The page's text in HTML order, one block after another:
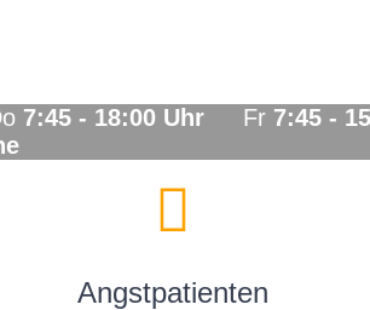
7:45 - 18:00 Uhr Fr 7:45 -
Angstpatienten